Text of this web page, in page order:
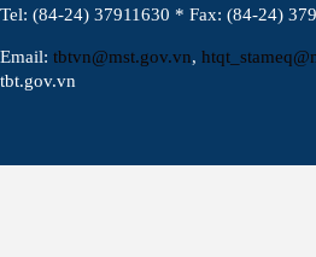
Tel: (84-24) 37911630 * Fax: (84-24)
Email: tbtvn@mst.gov.vn,
tbt.gov.vn